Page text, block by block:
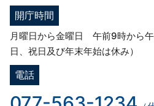
開庁時間
月曜日から金曜日 午前9時から
日、祝日及び年末年始は休み）
電話